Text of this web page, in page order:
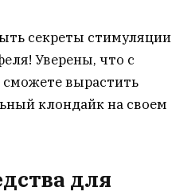
секреты стимуляции
Уверены, что с
вырастить
клондайк на своем
для